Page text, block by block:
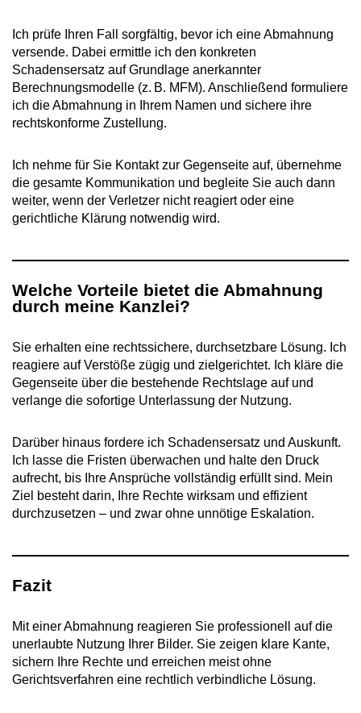
Ich prüfe Ihren Fall sorgfältig, bevor ich eine Abmahnung
versende. Dabei ermittle ich den konkreten
Schadensersatz auf Grundlage anerkannter
Berechnungsmodelle (z. B. MFM). Anschließend formuliere
ich die Abmahnung in Ihrem Namen und sichere ihre
rechtskonforme Zustellung.
Ich nehme für Sie Kontakt zur Gegenseite auf, übernehme
die gesamte Kommunikation und begleite Sie auch dann
weiter, wenn der Verletzer nicht reagiert oder eine
gerichtliche Klärung notwendig wird.
Welche Vorteile bietet die Abmahnung
durch meine Kanzlei?
Sie erhalten eine rechtssichere, durchsetzbare Lösung. Ich
reagiere auf Verstöße zügig und zielgerichtet. Ich kläre die
Gegenseite über die bestehende Rechtslage auf und
verlange die sofortige Unterlassung der Nutzung.
Darüber hinaus fordere ich Schadensersatz und Auskunft.
Ich lasse die Fristen überwachen und halte den Druck
aufrecht, bis Ihre Ansprüche vollständig erfüllt sind. Mein
Ziel besteht darin, Ihre Rechte wirksam und effizient
durchzusetzen – und zwar ohne unnötige Eskalation.
Fazit
Mit einer Abmahnung reagieren Sie professionell auf die
unerlaubte Nutzung Ihrer Bilder. Sie zeigen klare Kante,
sichern Ihre Rechte und erreichen meist ohne
Gerichtsverfahren eine rechtlich verbindliche Lösung.